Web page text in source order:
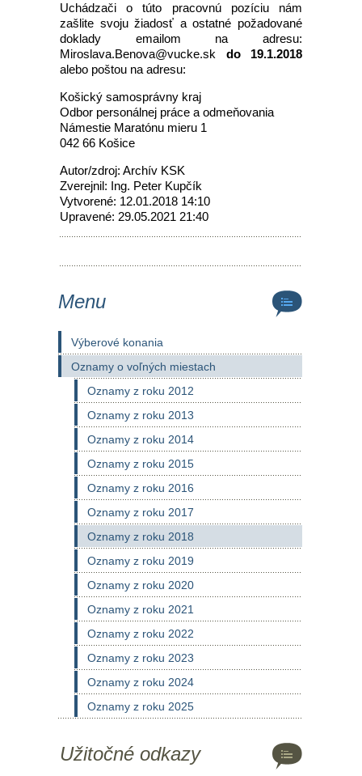
Uchádzači o túto pracovnú pozíciu nám
zašlite svoju žiadosť a ostatné požadované
doklady emailom na adresu:
Miroslava.Benova@vucke.sk do 19.1.2018
alebo poštou na adresu:
Košický samosprávny kraj
Odbor personálnej práce a odmeňovania
Námestie Maratónu mieru 1
042 66 Košice
Autor/zdroj: Archív KSK
Zverejnil: Ing. Peter Kupčík
Vytvorené: 12.01.2018 14:10
Upravené: 29.05.2021 21:40
Menu
Výberové konania
Oznamy o voľných miestach
Oznamy z roku 2012
Oznamy z roku 2013
Oznamy z roku 2014
Oznamy z roku 2015
Oznamy z roku 2016
Oznamy z roku 2017
Oznamy z roku 2018
Oznamy z roku 2019
Oznamy z roku 2020
Oznamy z roku 2021
Oznamy z roku 2022
Oznamy z roku 2023
Oznamy z roku 2024
Oznamy z roku 2025
Užitočné odkazy